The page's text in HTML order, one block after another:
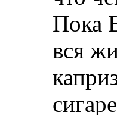
Пока
вся